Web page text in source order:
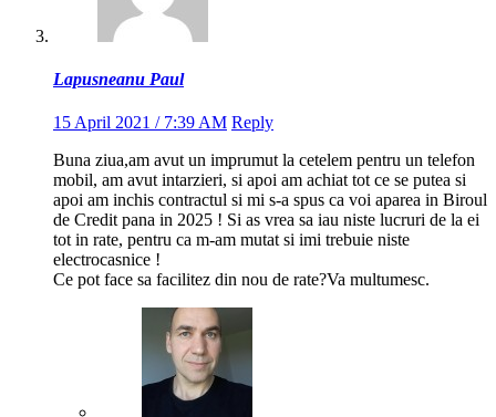
Lapusneanu Paul
15 April 2021 / 7:39 AM Reply
Buna ziua,am avut un imprumut la cetelem pentru un telefon
mobil, am avut intarzieri, si apoi am achiat tot ce se putea si
apoi am inchis contractul si mi s-a spus ca voi aparea in Biroul
de Credit pana in 2025 ! Si as vrea sa iau niste lucruri de la ei
tot in rate, pentru ca m-am mutat si imi trebuie niste
electrocasnice !
Ce pot face sa facilitez din nou de rate?Va multumesc.